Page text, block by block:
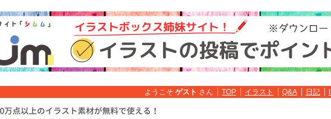
ようこそ ゲスト さん TOP イラスト Q&A 日記